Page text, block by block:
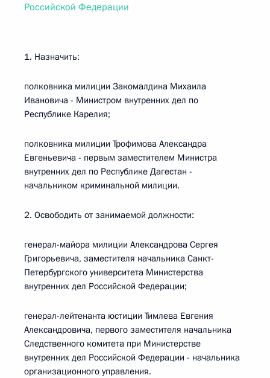
Российской Федерации
1. Назначить:
полковника милиции Закомалдина Михаила
Ивановича - Министром внутренних дел по
Республике Карелия;
полковника милиции Трофимова Александра
Евгеньевича - первым заместителем Министра
внутренних дел по Республике Дагестан -
начальником криминальной милиции.
2. Освободить от занимаемой должности:
генерал-майора милиции Александрова Сергея
Григорьевича, заместителя начальника Санкт-
Петербургского университета Министерства
внутренних дел Российской Федерации;
генерал-лейтенанта юстиции Тимлева Евгения
Александровича, первого заместителя начальника
Следственного комитета при Министерстве
внутренних дел Российской Федерации - начальника
организационного управления.